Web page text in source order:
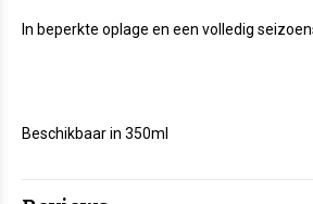
In beperkte oplage en een volledig
Beschikbaar in 350ml